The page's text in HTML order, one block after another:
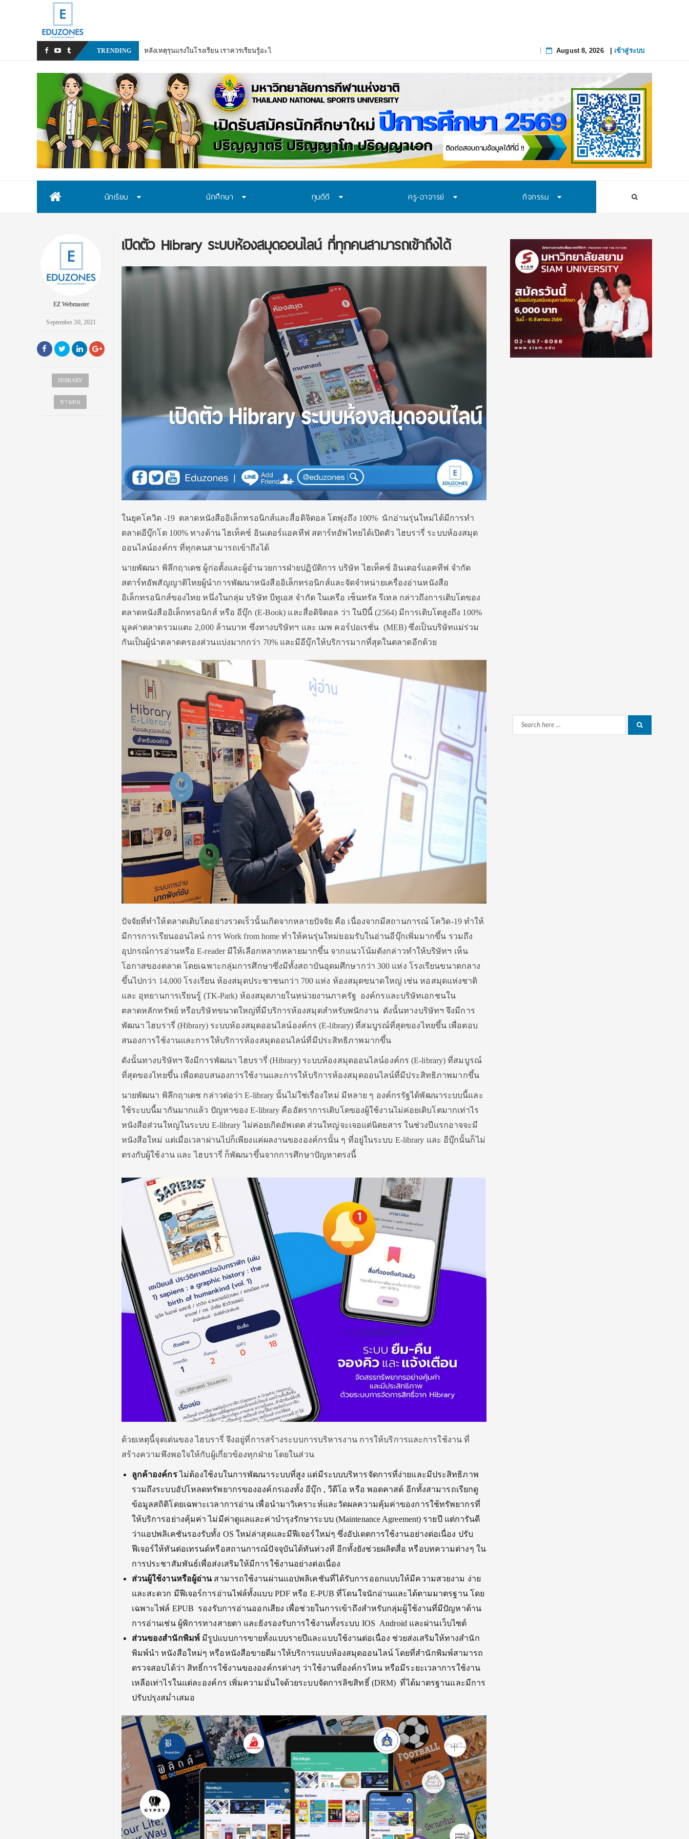
TRENDING
หลังเหตุรุนแรงในโรงเรียน เราควรเรียนรู้อะไร? 7 ระบบป้องกันที่โรงเรียนไทยควรมี ก่อนปัญหาของเด็กจะเดินไปถึงจุดที่แก้ยาก
August 8, 2026| เข้าสู่ระบบ
นักเรียน นักศึกษา ทุนดีดี ครู-อาจารย์ กิจกรรม
EZ Webmaster
September 30, 2021
HIBRARY
ข่าวเด่น
เปิดตัว Hibrary ระบบห้องสมุดออนไลน์ ที่ทุกคนสามารถเข้าถึงได้
ในยุคโควิด -19 ตลาดหนังสืออิเล็กทรอนิกส์และสื่อดิจิตอล โตพุ่งถึง 100% นักอ่านรุ่นใหม่ได้มีการทำ
ตลาดอีบุ๊กโต 100% ทางด้าน ไฮเท็คซ์ อินเตอร์แอคทีฟ สตาร์ทอัพไทยได้เปิดตัว ไฮบรารี่ ระบบห้องสมุด
ออนไลน์องค์กร ที่ทุกคนสามารถเข้าถึงได้
นายพัฒนา พิลึกฤาเดช ผู้ก่อตั้งและผู้อำนวยการฝ่ายปฏิบัติการ บริษัท ไฮเท็คซ์ อินเตอร์แอคทีฟ จำกัด
สตาร์ทอัพสัญญาติไทยผู้นำการพัฒนาหนังสืออิเล็กทรอนิกส์และจัดจำหน่ายเครื่องอ่านหนังสือ
อิเล็กทรอนิกส์ของไทย หนึ่งในกลุ่ม บริษัท บีทูเอส จำกัด ในเครือ เซ็นทรัล รีเทล กล่าวถึงการเติบโตของ
ตลาดหนังสืออิเล็กทรอนิกส์ หรือ อีบุ๊ก (E-Book) และสื่อดิจิตอล ว่า ในปีนี้ (2564) มีการเติบโตสูงถึง 100%
มูลค่าตลาดรวมแตะ 2,000 ล้านบาท ซึ่งทางบริษัทฯ และ เมพ คอร์ปอเรชั่น (MEB) ซึ่งเป็นบริษัทแม่ร่วม
กันเป็นผู้นำตลาดครองส่วนแบ่งมากกว่า 70% และมีอีบุ๊กให้บริการมากที่สุดในตลาดอีกด้วย
ปัจจัยที่ทำให้ตลาดเติบโตอย่างรวดเร็วนั้นเกิดจากหลายปัจจัย คือ เนื่องจากมีสถานการณ์ โควิด-19 ทำให้
มีการการเรียนออนไลน์ การ Work from home ทำให้คนรุ่นใหม่ยอมรับในอ่านอีบุ๊กเพิ่มมากขึ้น รวมถึง
อุปกรณ์การอ่านหรือ E-reader มีให้เลือกหลากหลายมากขึ้น จากแนวโน้มดังกล่าวทำให้บริษัทฯ เห็น
โอกาสของตลาด โดยเฉพาะกลุ่มการศึกษาซึ่งมีทั้งสถาบันอุดมศึกษากว่า 300 แห่ง โรงเรียนขนาดกลาง
ขึ้นไปกว่า 14,000 โรงเรียน ห้องสมุดประชาชนกว่า 700 แห่ง ห้องสมุดขนาดใหญ่ เช่น หอสมุดแห่งชาติ
และ อุทยานการเรียนรู้ (TK-Park) ห้องสมุดภายในหน่วยงานภาครัฐ องค์กรและบริษัทเอกชนใน
ตลาดหลักทรัพย์ หรือบริษัทขนาดใหญ่ที่มีบริการห้องสมุดสำหรับพนักงาน ดังนั้นทางบริษัทฯ จึงมีการ
พัฒนา ไฮบรารี่ (Hibrary) ระบบห้องสมุดออนไลน์องค์กร (E-library) ที่สมบูรณ์ที่สุดของไทยขึ้น เพื่อตอบ
สนองการใช้งานและการให้บริการห้องสมุดออนไลน์ที่มีประสิทธิภาพมากขึ้น
ดังนั้นทางบริษัทฯ จึงมีการพัฒนา ไฮบรารี่ (Hibrary) ระบบห้องสมุดออนไลน์องค์กร (E-library) ที่สมบูรณ์
ที่สุดของไทยขึ้น เพื่อตอบสนองการใช้งานและการให้บริการห้องสมุดออนไลน์ที่มีประสิทธิภาพมากขึ้น
นายพัฒนา พิลึกฤาเดช กล่าวต่อว่า E-library นั้นไม่ใช่เรื่องใหม่ มีหลาย ๆ องค์กรรัฐได้พัฒนาระบบนี้และ
ใช้ระบบนี้มากันมากแล้ว ปัญหาของ E-library คืออัตราการเติบโตของผู้ใช้งานไม่ค่อยเติบโตมากเท่าไร
หนังสือส่วนใหญ่ในระบบ E-library ไม่ค่อยเกิดอัพเดต ส่วนใหญ่จะเจอแต่นิตยสาร ในช่วงปีแรกอาจจะมี
หนังสือใหม่ แต่เมื่อเวลาผ่านไปก็เพียงแค่ผลงานขององค์กรนั้น ๆ ที่อยู่ในระบบ E-library และ อีบุ๊กนั้นก็ไม่
ตรงกับผู้ใช้งาน และ ไฮบรารี่ ก็พัฒนาขึ้นจากการศึกษาปัญหาตรงนี้
ด้วยเหตุนี้จุดเด่นของ ไฮบรารี่ จึงอยู่ที่การสร้างระบบการบริหารงาน การให้บริการและการใช้งาน ที่
สร้างความพึงพอใจให้กับผู้เกี่ยวข้องทุกฝ่าย โดยในส่วน
ลูกค้าองค์กรไม่ต้องใช้งบในการพัฒนาระบบที่สูง แต่มีระบบบริหารจัดการที่ง่ายและมีประสิทธิภาพ
รวมถึงระบบอัปโหลดทรัพยากรขององค์กรเองทั้ง อีบุ๊ก , วีดีโอ หรือ พอดคาสต์ อีกทั้งสามารถเรียกดู
ข้อมูลสถิติโดยเฉพาะเวลาการอ่าน เพื่อนำมาวิเคราะห์และวัดผลความคุ้มค่าของการใช้ทรัพยากรที่
ให้บริการอย่างคุ้มค่า ไม่มีค่าดูแลและค่าบำรุงรักษาระบบ (Maintenance Agreement) รายปี แต่การันตี
ว่าแอปพลิเคชันรองรับทั้ง OS ใหม่ล่าสุดและมีฟีเจอร์ใหม่ๆ ซึ่งอัปเดตการใช้งานอย่างต่อเนื่อง ปรับ
ฟีเจอร์ให้ทันต่อเทรนด์หรือสถานการณ์ปัจจุบันได้ทันท่วงที อีกทั้งยังช่วยผลิตสื่อ หรือบทความต่างๆ ใน
การประชาสัมพันธ์เพื่อส่งเสริมให้มีการใช้งานอย่างต่อเนื่อง
ส่วนผู้ใช้งานหรือผู้อ่านสามารถใช้งานผ่านแอปพลิเคชันที่ได้รับการออกแบบให้มีความสวยงาม ง่าย
และสะดวก มีฟีเจอร์การอ่านไฟล์ทั้งแบบ PDF หรือ E-PUB ที่โดนใจนักอ่านและได้ตามมาตรฐาน โดย
เฉพาะไฟล์ EPUB รองรับการอ่านออกเสียง เพื่อช่วยในการเข้าถึงสำหรับกลุ่มผู้ใช้งานที่มีปัญหาด้าน
การอ่านเช่น ผู้พิการทางสายตา และยังรองรับการใช้งานทั้งระบบ IOS Android และผ่านเว็บไซต์
ส่วนของสำนักพิมพ์ มีรูปแบบการขายทั้งแบบรายปีและแบบใช้งานต่อเนื่อง ช่วยส่งเสริมให้ทางสำนัก
พิมพ์นำ หนังสือใหม่ๆ หรือหนังสือขายดีมาให้บริการแบบห้องสมุดออนไลน์ โดยที่สำนักพิมพ์สามารถ
ตรวจสอบได้ว่า สิทธิ์การใช้งานขององค์กรต่างๆ ว่าใช้งานที่องค์กรไหน หรือมีระยะเวลาการใช้งาน
เหลือเท่าไรในแต่ละองค์กร เพิ่มความมั่นใจด้วยระบบจัดการลิขสิทธิ์ (DRM) ที่ได้มาตรฐานและมีการ
ปรับปรุงสม่ำเสมอ
Search